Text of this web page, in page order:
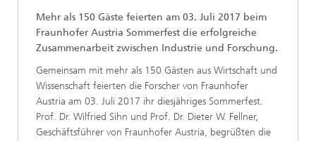
Mehr als 150 Gäste feierten am 03. Juli 2017 beim
Fraunhofer Austria Sommerfest die erfolgreiche
Zusammenarbeit zwischen Industrie und Forschung.
Gemeinsam mit mehr als 150 Gästen aus Wirtschaft und
Wissenschaft feierten die Forscher von Fraunhofer
Austria am 03. Juli 2017 ihr diesjähriges Sommerfest.
Prof. Dr. Wilfried Sihn und Prof. Dr. Dieter W. Fellner,
Geschäftsführer von Fraunhofer Austria, begrüßten die